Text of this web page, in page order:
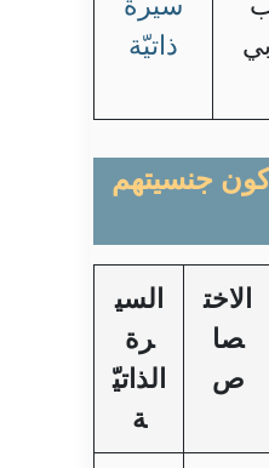
ذاتيّة
جنسيتهم
الاخت
صا
ص
السي
رة
الذاتيّ
ة